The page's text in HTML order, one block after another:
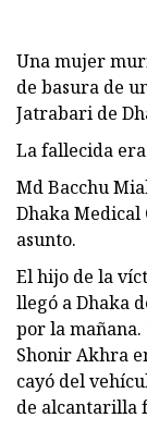
Una mujer
de basura de
Jatrabari de
La fallecida
Md Bacchu
Dhaka Medical
asunto.
El hijo de la
llegó a Dhaka
por la
Shonir Akhra
cayó del
de alcantarilla